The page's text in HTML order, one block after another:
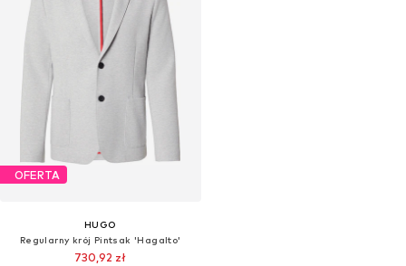
OFERTA
HUGO
Regularny krój Pintsak 'Hagalto'
730,92 zł